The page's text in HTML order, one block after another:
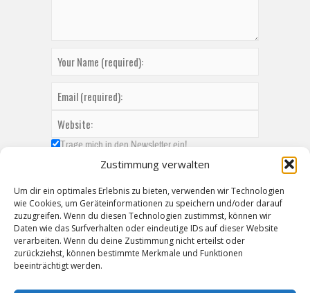
Zustimmung verwalten
Um dir ein optimales Erlebnis zu bieten, verwenden wir Technologien
wie Cookies, um Geräteinformationen zu speichern und/oder darauf
zuzugreifen. Wenn du diesen Technologien zustimmst, können wir
Daten wie das Surfverhalten oder eindeutige IDs auf dieser Website
verarbeiten. Wenn du deine Zustimmung nicht erteilst oder
zurückziehst, können bestimmte Merkmale und Funktionen
beeinträchtigt werden.
Trage mich in den Newsletter ein!